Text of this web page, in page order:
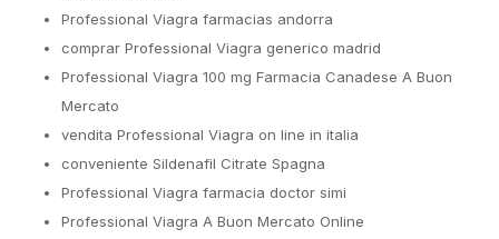
Professional Viagra farmacias andorra
comprar Professional Viagra generico madrid
Professional Viagra 100 mg Farmacia Canadese A Buon
Mercato
vendita Professional Viagra on line in italia
conveniente Sildenafil Citrate Spagna
Professional Viagra farmacia doctor simi
Professional Viagra A Buon Mercato Online